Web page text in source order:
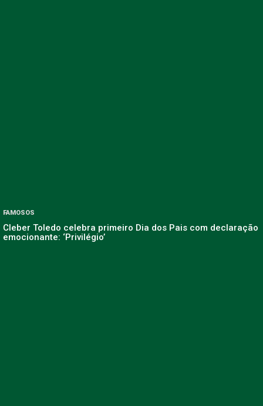
FAMOSOS
Cleber Toledo celebra primeiro Dia dos Pais com declaração
emocionante: ‘Privilégio’